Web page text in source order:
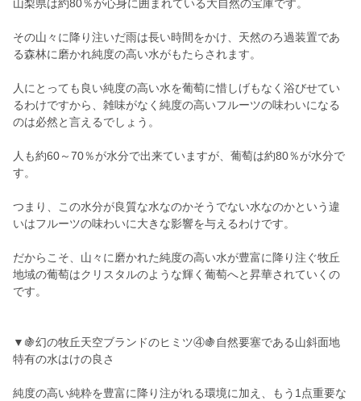
山梨県は約80％が心身に囲まれている大自然の宝庫です。
その山々に降り注いだ雨は長い時間をかけ、天然のろ過装置であ
る森林に磨かれ純度の高い水がもたらされます。
人にとっても良い純度の高い水を葡萄に惜しげもなく浴びせてい
るわけですから、雑味がなく純度の高いフルーツの味わいになる
のは必然と言えるでしょう。
人も約60～70％が水分で出来ていますが、葡萄は約80％が水分で
す。
つまり、この水分が良質な水なのかそうでない水なのかという違
いはフルーツの味わいに大きな影響を与えるわけです。
だからこそ、山々に磨かれた純度の高い水が豊富に降り注ぐ牧丘
地域の葡萄はクリスタルのような輝く葡萄へと昇華されていくの
です。
▼🍇幻の牧丘天空ブランドのヒミツ④🍇自然要塞である山斜面地
特有の水はけの良さ
純度の高い純粋を豊富に降り注がれる環境に加え、もう1点重要な